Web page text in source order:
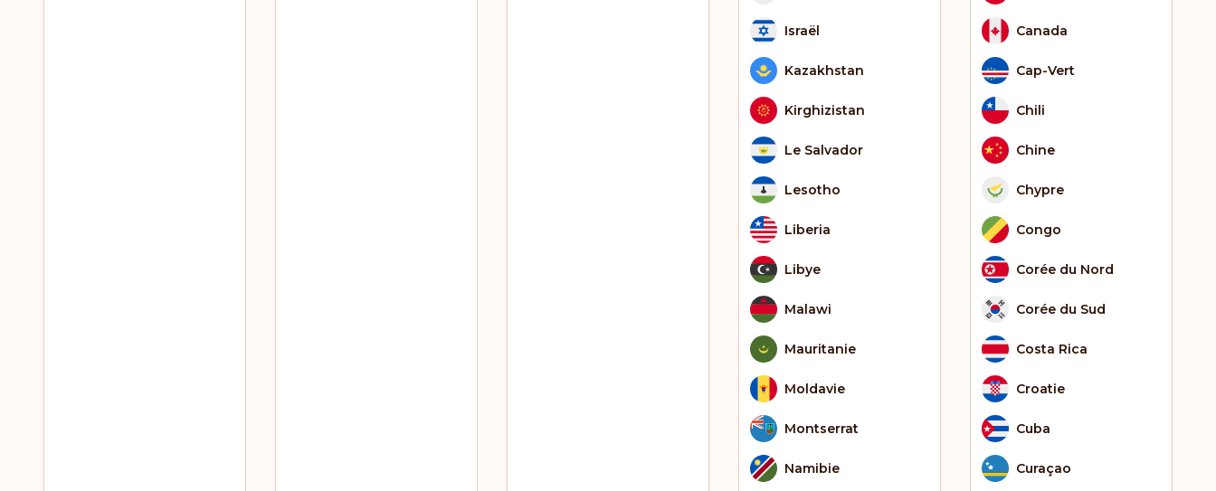
Israël
Kazakhstan
Kirghizistan
Le Salvador
Lesotho
Liberia
Libye
Malawi
Mauritanie
Moldavie
Montserrat
Namibie
Canada
Cap-Vert
Chili
Chine
Chypre
Congo
Corée du Nord
Corée du Sud
Costa Rica
Croatie
Cuba
Curaçao